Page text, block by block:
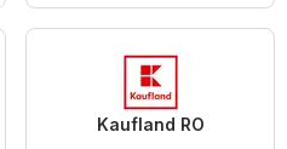
Kaufland RO